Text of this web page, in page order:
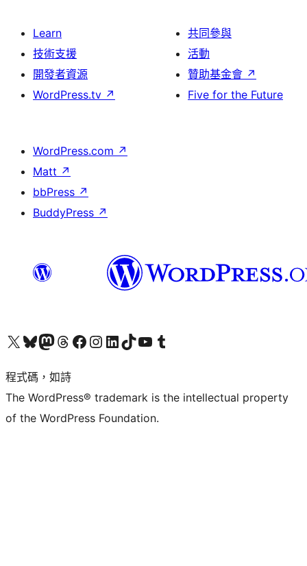
Learn
技術支援
開發者資源
WordPress.tv ↗
共同參與
活動
贊助基金會 ↗
Five for the Future
WordPress.com ↗
Matt ↗
bbPress ↗
BuddyPress ↗
查看我們的 X (之前的 Twitter) 帳號造訪我們的 Bluesky 帳號造訪我們的 Mastodon 帳號造訪我們的 Threads 帳號 造訪我們的 Facebook 粉絲專頁Visit our Instagram account
Visit our LinkedIn account
造訪我們的 TikTok 帳號Visit our YouTube channel
造訪我們的 Tumblr 帳號
程式碼，如詩
The WordPress® trademark is the intellectual property
of the WordPress Foundation.